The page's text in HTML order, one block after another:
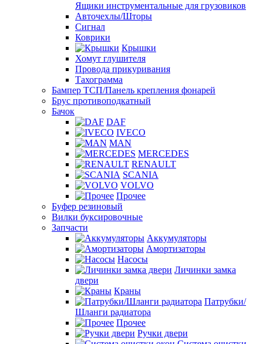
Ящики инструментальные для грузовиков
Авточехлы/Шторы
Сигнал
Коврики
Крышки
Хомут глушителя
Провода прикуривания
Тахограмма
Бампер ТСП/Панель крепления фонарей
Брус противоподкатный
Бачок
DAF
IVECO
MAN
MERCEDES
RENAULT
SCANIA
VOLVO
Прочее
Буфер резиновый
Вилки буксировочные
Запчасти
Аккумуляторы
Амортизаторы
Насосы
Личинки замка
двери
Краны
Патрубки/
Шланги радиатора
Прочее
Ручки двери